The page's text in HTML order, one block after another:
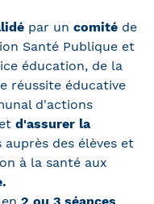
par un comité de
Santé Publique et
éducation, de la
réussite éducative
d'actions
d'assurer la
auprès des élèves et
à la santé aux